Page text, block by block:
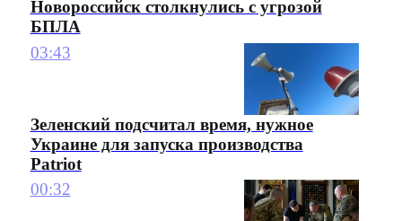
Новороссийск столкнулись с угрозой
БПЛА
03:43
Зеленский подсчитал время, нужное
Украине для запуска производства
Patriot
00:32